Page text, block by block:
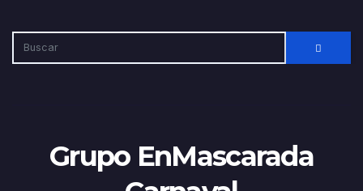
Grupo EnMascarada